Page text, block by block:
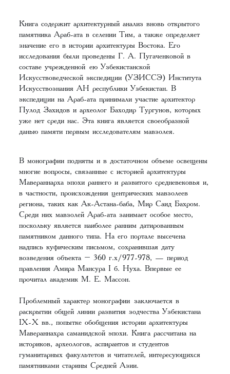
Книга содержит архитектурный анализ вновь открытого
памятника Араб-ата в селении Тим, а также определяет
значение его в истории архитектуры Востока. Его
исследования были проведены Г. А. Пугаченковой в
составе учрежденной ею Узбекистанской
Искусствоведческой экспедиции (УЗИССЭ) Института
Искусствознания АН республики Узбекистан. В
экспедиции на Араб-ата принимали участие архитектор
Пулод Захидов и археолог Баходир Тургунов, которых
уже нет среди нас. Эта книга является своеобразной
данью памяти первым исследователям мавзолея.
В монографии подняты и в достаточном объеме освещены
многие вопросы, связанные с историей архитектуры
Мавераннарха эпохи раннего и развитого средневековья и,
в частности, происхождения центрических мавзолеев
региона, таких как Ак-Астана-баба, Мир Саид Бахром.
Среди них мавзолей Араб-ата занимает особое место,
поскольку является наиболее ранним датированным
памятником данного типа. На его портале высечена
надпись куфическим письмом, сохранившая дату
возведения объекта – 360 г.х/977-978, — период
правления Амира Мансура I б. Нуха. Впервые ее
прочитал академик М. Е. Массон.
Проблемный характер монографии заключается в
раскрытии общей линии развития зодчества Узбекистана
IX- X вв., попытке обобщения истории архитектуры
Мавераннахра саманидской эпохи. Книга рассчитана на
историков, археологов, аспирантов и студентов
гуманитарных факультетов и читателей, интересующихся
памятниками старины Средней Азии.